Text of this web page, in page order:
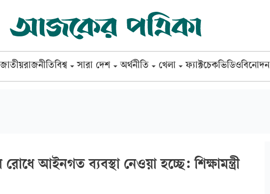
জাতীয়রাজনীতিবিশ্ব সারা দেশ অর্থনীতি খেলা ফ্যাক্টচেকভিডিওবিনোদন
আইনগত ব্যবস্থা নেওয়া হচ্ছে: শিক্ষামন্ত্রী